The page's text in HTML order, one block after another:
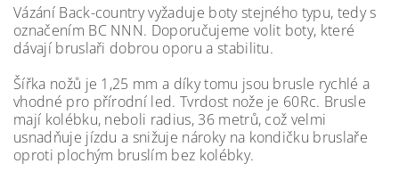
Vázání Back-country vyžaduje boty stejného typu, tedy s
označením BC NNN. Doporučujeme volit boty, které
dávají bruslaři dobrou oporu a stabilitu.
Šířka nožů je 1,25 mm a díky tomu jsou brusle rychlé a
vhodné pro přírodní led. Tvrdost nože je 60Rc. Brusle
mají kolébku, neboli radius, 36 metrů, což velmi
usnadňuje jízdu a snižuje nároky na kondičku bruslaře
oproti plochým bruslím bez kolébky.